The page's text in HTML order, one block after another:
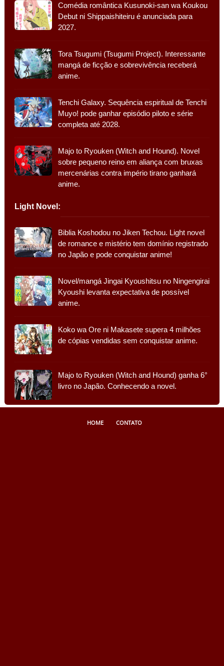
Comédia romântica Kusunoki-san wa Koukou
Debut ni Shippaishiteiru é anunciada para
2027.
Tora Tsugumi (Tsugumi Project). Interessante
mangá de ficção e sobrevivência receberá
anime.
Tenchi Galaxy. Sequência espiritual de Tenchi
Muyo! pode ganhar episódio piloto e série
completa até 2028.
Majo to Ryouken (Witch and Hound). Novel
sobre pequeno reino em aliança com bruxas
mercenárias contra império tirano ganhará
anime.
Light Novel:
Biblia Koshodou no Jiken Techou. Light novel
de romance e mistério tem domínio registrado
no Japão e pode conquistar anime!
Novel/mangá Jingai Kyoushitsu no Ningengirai
Kyoushi levanta expectativa de possível
anime.
Koko wa Ore ni Makasete supera 4 milhões
de cópias vendidas sem conquistar anime.
Majo to Ryouken (Witch and Hound) ganha 6°
livro no Japão. Conhecendo a novel.
HOME CONTATO